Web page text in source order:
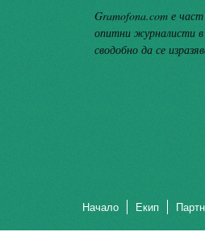
Gramofona.com е
опитни журналисти
сводобно да се
Начало Екип